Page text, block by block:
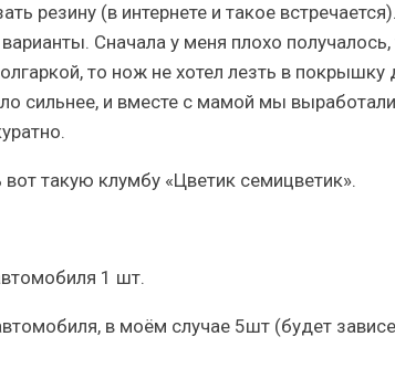
резину (в интернете и такое
Сначала у меня плохо
то нож не хотел лезть в
сильнее, и вместе с мамой мы
такую клумбу «Цветик семицветик».
1 шт.
в моём случае 5шт (будет